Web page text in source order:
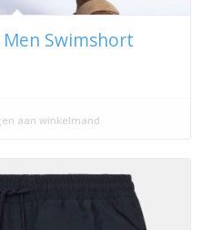
Swimshort
aan winkelmand